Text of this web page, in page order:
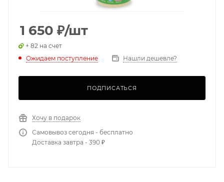
1 650 ₽/шт
+ 82 на счет
Ожидаем поступление
Нашли дешевле?
ПОДПИСАТЬСЯ
Хочу в подарок
Самовывоз сегодня - бесплатно
Доставка завтра - 390 ₽